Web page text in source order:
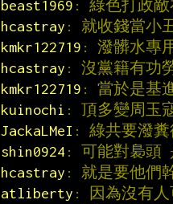
beast1969 : 綠色打政敵
hcastray : 就收錢當小
kmkr122719 : 潑髒水專
hcastray : 沒黨籍有功
kmkr122719 : 當於是基
kuinochi : 頂多變周玉
JackaLMeI : 綠共要潑糞
shin0924 : 可能對裊頭
hcastray : 就是要他們
atliberty : 因為沒有人